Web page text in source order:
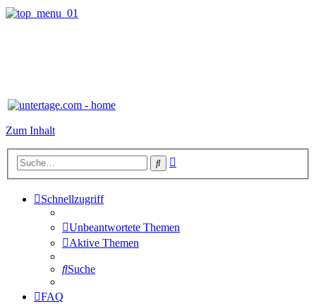
Zum Inhalt
Suche
Schnellzugriff
Unbeantwortete Themen
Aktive Themen
Suche
FAQ